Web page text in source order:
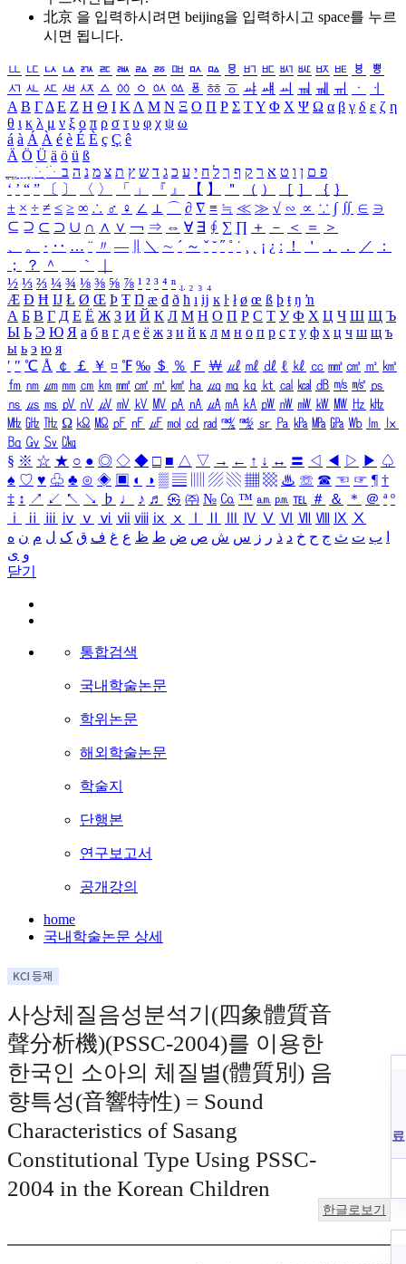
北京 을 입력하시려면 beijing을 입력하시고 space를 누르
시면 됩니다.
ㅥ ㅦ ㅧ ㅨ ㅩ ㅪ ㅫ ㅬ ㅭ ㅮ ㅯ ㅰ ㅱ ㅲ ㅳ ㅴ ㅵ ㅶ ㅷ ㅸ
ㅹ
ㅺ ㅻ ㅼ ㅽ ㅾ ㅿ ㆀ ㆁ ㆂ ㆃ ㆄ ㆅ ㆆ ㆇ ㆈ ㆉ ㆊ ㆋ ㆌ ㆍ
ㆎ
Α Β ΓΔ Ε Ζ Η Θ Ι ΚΛ Μ Ν Ξ Ο Π Ρ Σ ΤΥ Φ Χ Ψ Ω α β γ δ ε ζ η
θ ι κ λ μ ν ξ ο π ρ σ τ υ φ χ ψ ω
á à Á À é è É È ç Ç ê
Ä Ö Ü ä ö ü ß
ִֶֹ ֻּ ׁׂ פ ם ן ו ט א ר ק ף ך ל ח י ע כ ג ד ש ץ ת צ מ נ ה ב
‘ ’ “ ” 〔 〕 〈 〉 「 」 『 』 【 】 ＂ （ ） ［ ］ ｛ ｝
± × ÷ ≠ ≤ ≥ ∞ ∴ ♂ ♀ ∠ ⊥ ⌒ ∂ ∇ ≡ ≒ ≪ ≫ √ ∽ ∝ ∵ ∫ ∬ ∈ ∋
⊆ ⊇ ⊂ ⊃ ∪ ∩ ∧ ∨ ￢ ⇒ ⇔ ∀ ∃ ∮ ∑ ∏ ＋ － ＜ ＝
＞
、
。 · ‥ … ¨ 〃 ― ＼ ∼ ´ ～ ˇ ˘ ˝ ˚ ˙ ¸ ¡ ¿ ː ！ ＇ ， ． ／
：
；
？ ＾ ｀
½ ⅓ ⅔ ¼ ¾ ⅛ ⅜ ⅝ ⅞ ¹ ² ³ ⁴ ⁿ ₁ ₂ ₃ ₄
Æ Ð Ħ Ĳ Ł Ø Œ Þ Ŧ Ŋ æ đ ð ħ ı ĳ ĸ ŀ ł ø œ ß þ ŧ ŋ ŉ
А Б В Г Д Е Ё Ж З И Й К Л М Н О П Р С Т У Ф Х Ц Ч Ш Щ Ъ
Ы Ь Э Ю Я а б в г д е ё ж з и й к л м н о п р с т у ф х ц ч ш щ ъ
ы ь э ю я
′ ″ ℃ Å ￠ ￡ ￥ ¤ ℉ ‰ ＄ ％ Ｆ ￦ ㎕ ㎖ ㎗ ℓ ㎘ ㏄ ㎣ ㎤ ㎥ ㎦
㎙ ㎚ ㎛ ㎜ ㎝ ㎞ ㎟ ㎠ ㎡ ㎢ ㏊ ㎍ ㎎ ㎏ ㏏ ㎈ ㎉ ㏈ ㎧ ㎨ ㎰
㎱ ㎲ ㎳ ㎴ ㎵ ㎶ ㎷ ㎸ ㎹ ㎀ ㎁ ㎂ ㎃ ㎄ ㎺ ㎻ ㎽ ㎾ ㎿ ㎐ ㎑
㎒ ㎓ ㎔ Ω ㏀ ㏁ ㎊ ㎋ ㎌ ㏖ ㏅ ㎭ ㎮ ㎯ ㏛ ㎩ ㎪ ㎫ ㎬ ㏝ ㏐
㏓
㏃ ㏉ ㏜ ㏆
§ ※ ☆ ★ ○ ● ◎ ◇ ◆ □ ■ △ ▽ → ← ↑ ↓ ↔ 〓 ◁ ◀ ▷ ▶ ♤
♠ ♡ ♥ ♧ ♣ ⊙ ◈ ▣ ◐ ◑ ▒ ▤ ▨ ▧ ▦ ▩ ♨ ☏ ☎ ☜ ☞ ¶ †
‡ ↕ ↗ ↙ ↖ ↘ ♭ ♩ ♪ ♬ ㉿ ㈜ № ㏇ ™ ㏂ ㏘ ℡ ＃ ＆ ＊ ＠ ª º
ⅰ
ⅱ ⅲ ⅳ ⅴ ⅵ ⅶ ⅷ ⅸ ⅹ Ⅳ Ⅴ Ⅵ Ⅶ Ⅷ Ⅸ Ⅹ
ب ت ث ج ح خ د ذ ر ز س ش ص ض ط ظ ع غ ف ق ک ل م ن ه
و ی
닫기
통합검색
국내학술논문
학위논문
해외학술논문
학술지
단행본
연구보고서
공개강의
home
국내학술논문 상세
사상체질음성분석기(四象體質音
聲分析機)(PSSC-2004)를 이용한
한국인 소아의 체질별(體質別) 음
향특성(音響特性) = Sound
Characteristics of Sasang
Constitutional Type Using PSSC-
2004 in the Korean Children
한글로보기
료